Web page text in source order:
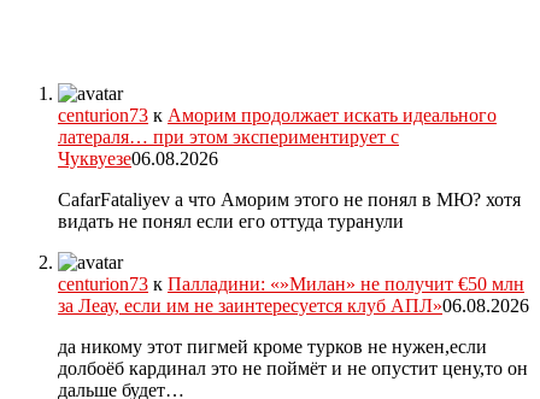
centurion73 к Аморим продолжает искать идеального
латераля… при этом экспериментирует с
Чуквуезе06.08.2026
CafarFataliyev а что Аморим этого не понял в МЮ? хотя
видать не понял если его оттуда туранули
centurion73 к Палладини: «»Милан» не получит €50 млн
за Леау, если им не заинтересуется клуб АПЛ»06.08.2026
да никому этот пигмей кроме турков не нужен,если
долбоёб кардинал это не поймёт и не опустит цену,то он
дальше будет…